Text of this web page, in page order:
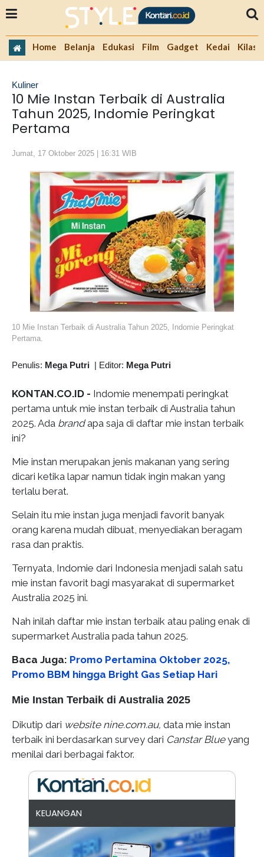
Home Belanja Edukasi Film Gadget Kedai Kilas
Kuliner
10 Mie Instan Terbaik di Australia
Tahun 2025, Indomie Peringkat
Pertama
Jumat, 17 Oktober 2025 | 16:31 WIB
10 Mie Instan Terbaik di Australia Tahun 2025, Indomie Peringkat
Pertama.
Penulis: Mega Putri | Editor: Mega Putri
KONTAN.CO.ID - Indomie menempati peringkat
pertama untuk mie instan terbaik di Australia tahun
2025. Ada brandapa saja di daftar mie instan terbaik
ini?
Mie instan merupakan jenis makanan yang sering
dicari ketika lapar namun tidak ingin makan yang
terlalu berat.
Selain itu mie instan juga menjadi favorit banyak
orang karena mudah dibuat, menyediakan beragam
rasa dan praktis.
Ternyata, Indomie dari Indonesia menjadi salah satu
mie instan favorit bagi masyarakat di supermarket
Australia 2025 ini.
Nah inilah daftar mie instan terbaik atau paling enak di
supermarket Australia pada tahun 2025.
Baca Juga: Promo Pertamina Oktober 2025,
Promo BBM hingga Bright Gas Setiap Hari
Mie Instan Terbaik di Australia 2025
Dikutip dari website nine.com.au, data mie instan
terbaik ini berdasarkan survey dari Canstar Blueyang
menilai dari berbagai faktor.
KEUANGAN